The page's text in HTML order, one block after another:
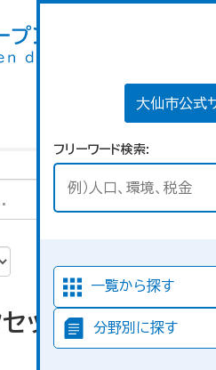
大仙市公式
フリーワード検索
一覧から探す
分野別に探す
ットが見つか